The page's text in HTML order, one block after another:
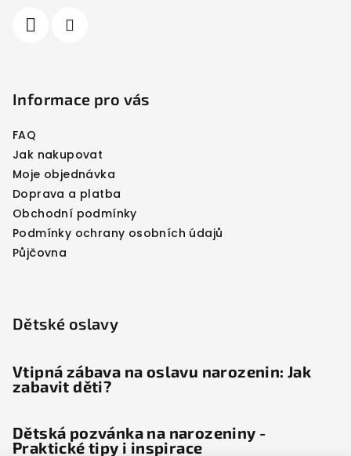
Informace pro vás
FAQ
Jak nakupovat
Moje objednávka
Doprava a platba
Obchodní podmínky
Podmínky ochrany osobních údajů
Půjčovna
Dětské oslavy
Vtipná zábava na oslavu narozenin: Jak
zabavit děti?
Dětská pozvánka na narozeniny -
Praktické tipy i inspirace